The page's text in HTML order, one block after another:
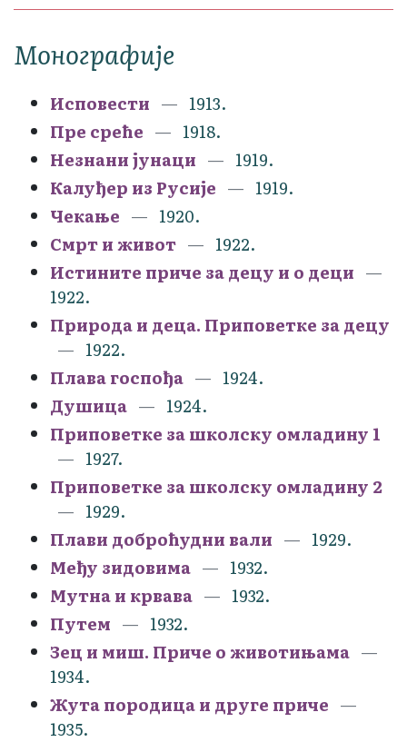
Монографије
Исповести
1913.
Пре среће
1918.
Незнани јунаци
1919.
Калуђер из Русије
1919.
Чекање
1920.
Смрт и живот
1922.
Истините приче за децу и о деци
1922.
Природа и деца. Приповетке за децу
1922.
Плава госпођа
1924.
Душица
1924.
Приповетке за школску омладину 1
1927.
Приповетке за школску омладину 2
1929.
Плави доброћудни вали
1929.
Међу зидовима
1932.
Мутна и крвава
1932.
Путем
1932.
Зец и миш. Приче о животињама
1934.
Жута породица и друге приче
1935.